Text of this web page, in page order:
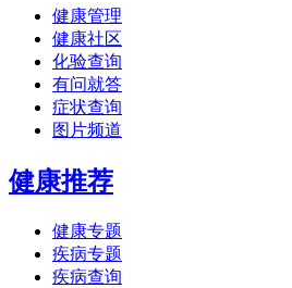
健康管理
健康社区
化验查询
有问就答
症状查询
图片频道
健康推荐
健康专题
疾病专题
疾病查询